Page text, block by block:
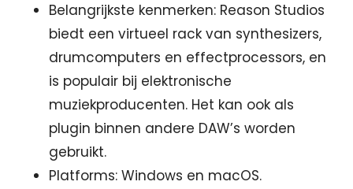
Belangrijkste kenmerken: Reason Studios
biedt een virtueel rack van synthesizers,
drumcomputers en effectprocessors, en
is populair bij elektronische
muziekproducenten. Het kan ook als
plugin binnen andere DAW’s worden
gebruikt.
Platforms: Windows en macOS.